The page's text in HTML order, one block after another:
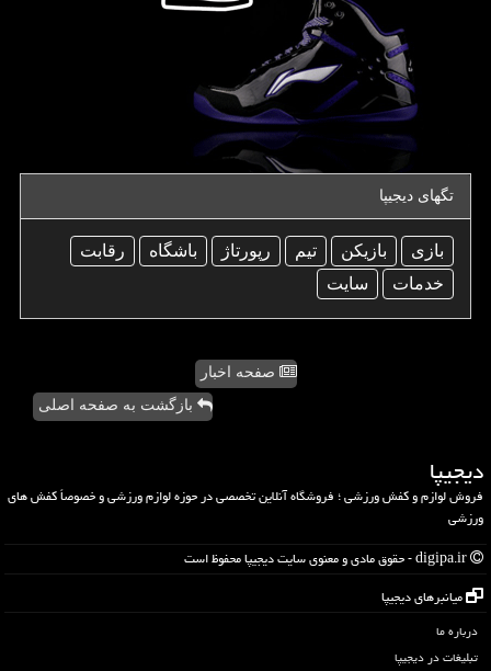
تگهای دیجیپا
بازی بازیكن تیم رپورتاژ باشگاه
رقابت
خدمات
سایت
صفحه اخبار
بازگشت به صفحه اصلی
دیجیپا
فروش لوازم و کفش ورزشی ؛ فروشگاه آنلاین تخصصی در حوزه لوازم ورزشی و خصوصاً کفش های
ورزشی
میانبرهای دیجیپا
درباره ما
تبلیغات در دیجیپا